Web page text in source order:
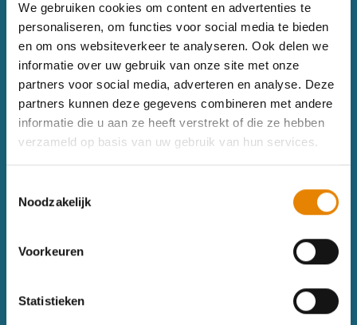
We gebruiken cookies om content en advertenties te
personaliseren, om functies voor social media te bieden
en om ons websiteverkeer te analyseren. Ook delen we
informatie over uw gebruik van onze site met onze
partners voor social media, adverteren en analyse. Deze
partners kunnen deze gegevens combineren met andere
informatie die u aan ze heeft verstrekt of die ze hebben
verzameld op basis van uw gebruik van hun services.
Noodzakelijk
Voorkeuren
Statistieken
Sitemap
Wandelkalender
Wandelinspiratie
Toerisme
Gezondheid
Uitrusting
Shop
Wandeldagboek
Contact
Gentse Steenweg 132, 8340 Damme
info@wandelsport.be